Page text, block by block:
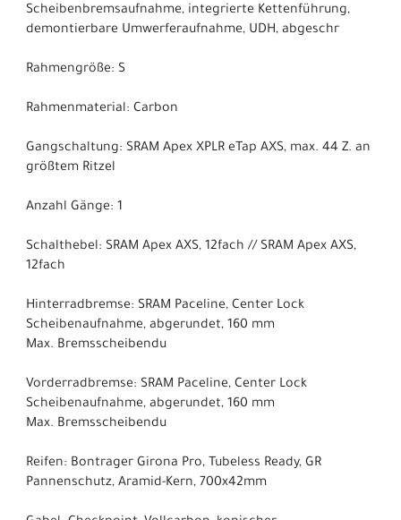
Scheibenbremsaufnahme, integrierte Kettenführung,
demontierbare Umwerferaufnahme, UDH, abgeschr
Rahmengröße: S
Rahmenmaterial: Carbon
Gangschaltung: SRAM Apex XPLR eTap AXS, max. 44 Z. an
größtem Ritzel
Anzahl Gänge: 1
Schalthebel: SRAM Apex AXS, 12fach // SRAM Apex AXS,
12fach
Hinterradbremse: SRAM Paceline, Center Lock
Scheibenaufnahme, abgerundet, 160 mm
Max. Bremsscheibendu
Vorderradbremse: SRAM Paceline, Center Lock
Scheibenaufnahme, abgerundet, 160 mm
Max. Bremsscheibendu
Reifen: Bontrager Girona Pro, Tubeless Ready, GR
Pannenschutz, Aramid-Kern, 700x42mm